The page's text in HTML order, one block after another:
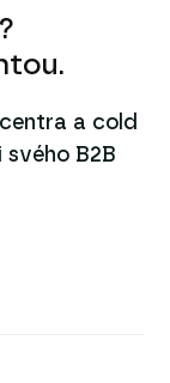
a cold
B2B